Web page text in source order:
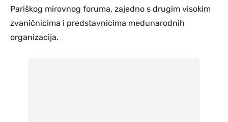
Pariškog mirovnog foruma, zajedno s drugim visokim
zvaničnicima i predstavnicima međunarodnih
organizacija.